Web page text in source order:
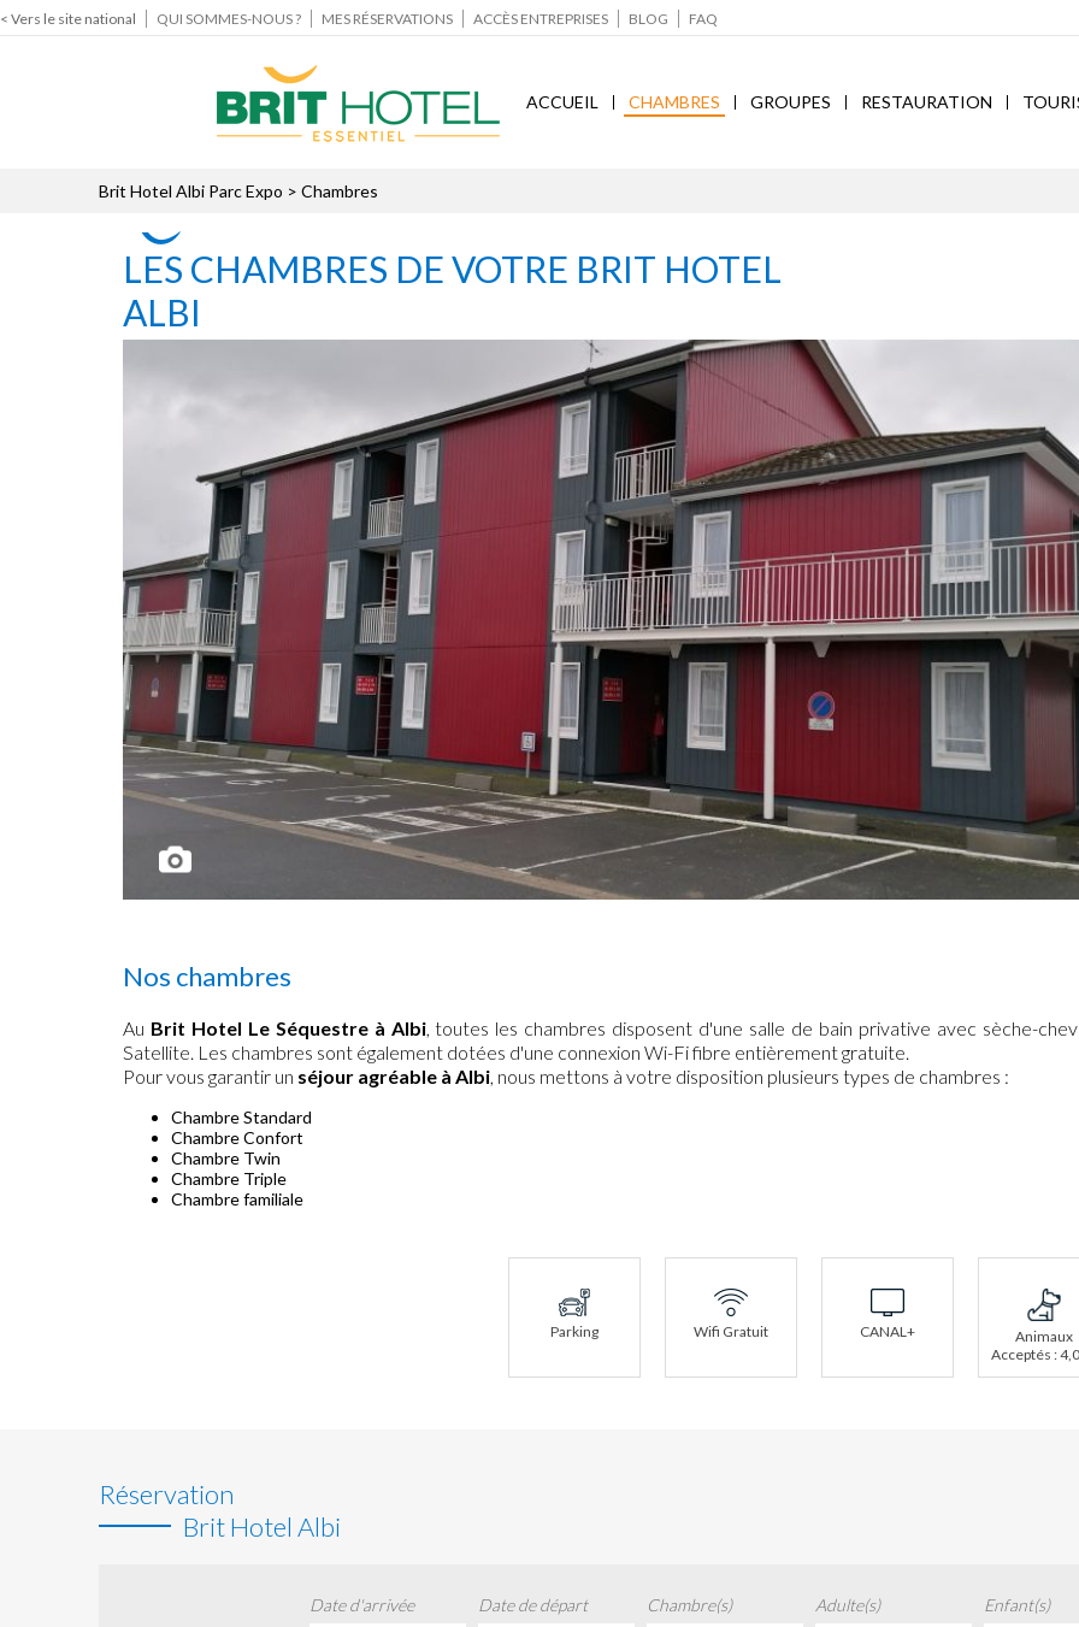
< Vers le site national QUI SOMMES-NOUS ? MES RÉSERVATIONS ACCÈS ENTREPRISES BLOG FAQ
ACCUEIL CHAMBRES GROUPES RESTAURATION
Brit Hotel Albi Parc Expo > Chambres
LES CHAMBRES DE VOTRE BRIT HOTEL
ALBI
Nos chambres
Au Brit Hotel Le Séquestre à Albi, toutes les chambres disposent d'une salle de bain privative avec sèche-
Satellite. Les chambres sont également dotées d'une connexion Wi-Fi fibre entièrement gratuite.
Pour vous garantir un séjour agréable à Albi, nous mettons à votre disposition plusieurs types de chambres :
Chambre Standard
Chambre Confort
Chambre Twin
Chambre Triple
Chambre familiale
Parking Wifi Gratuit CANAL+
Animaux
Acceptés :
Réservation
Brit Hotel Albi
Date d'arrivée Date de départ Chambre(s) Adulte(s) Enfant(s)